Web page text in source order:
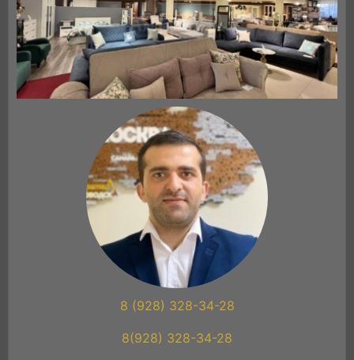
8 (928) 328-34-28
8(928) 328-34-28